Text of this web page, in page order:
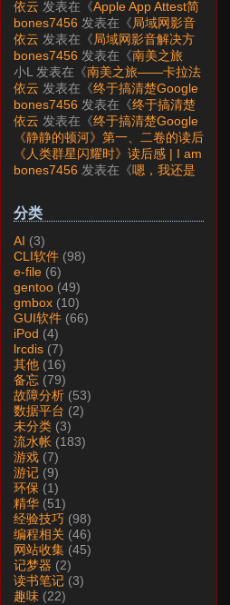
Attest简介》
依云 发表在《Apple App Attest简
介》
bones7456 发表在《局域网影音
解决方案——Jellyfin》
依云 发表在《局域网影音解决方
案——Jellyfin》
bones7456 发表在《南美之旅
——卡拉法特看莫雷诺大冰川》
小L 发表在《南美之旅——卡拉法
特看莫雷诺大冰川》
依云 发表在《终于搞清楚Google
账号的所属国家的逻辑了》
bones7456 发表在《终于搞清楚
Google账号的所属国家的逻辑
了》
依云 发表在《终于搞清楚Google
账号的所属国家的逻辑了》
《静静的顿河》第一、二卷的读后
感 | I am LAZY bones?发表在
《《人类群星闪耀时》读后感》
《人类群星闪耀时》读后感 | I am
LAZY bones?发表在《
《显微镜
bones7456 发表在《嗯，我还是
分类
AI (3)
CLI软件 (98)
e-file (6)
gentoo (49)
gmbox (10)
GUI软件 (66)
iPod (4)
lrcdis (7)
其他 (16)
备忘 (79)
故障分析 (53)
数据平台 (2)
未分类 (3)
流水帐 (183)
游戏 (7)
游记 (9)
环保 (1)
精华 (51)
经验技巧 (98)
编程相关 (46)
网站收集 (45)
记梦器 (2)
读书笔记 (3)
趣味 (22)